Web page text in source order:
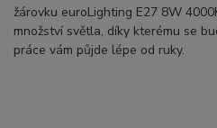
žárovku euroLighting E27 8W
množství světla, díky kterému se
práce vám půjde lépe od ruky.